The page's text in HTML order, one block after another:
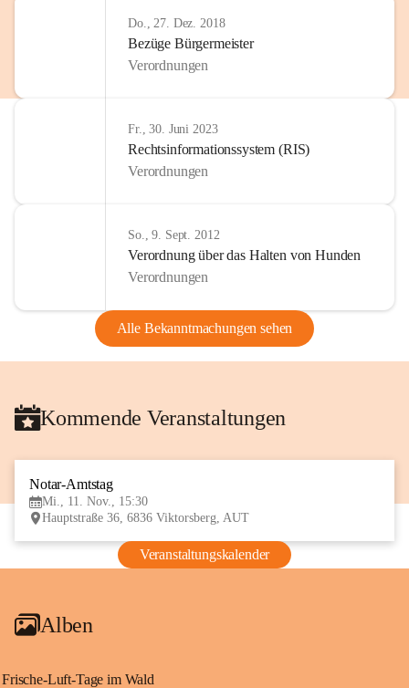
Do., 27. Dez. 2018
Bezüge Bürgermeister
Verordnungen
Fr., 30. Juni 2023
Rechtsinformationssystem (RIS)
Verordnungen
So., 9. Sept. 2012
Verordnung über das Halten von Hunden
Verordnungen
Alle Bekanntmachungen sehen
Kommende Veranstaltungen
Notar-Amtstag
Mi., 11. Nov., 15:30
Hauptstraße 36, 6836 Viktorsberg, AUT
Veranstaltungskalender
Alben
Frische-Luft-Tage im Wald